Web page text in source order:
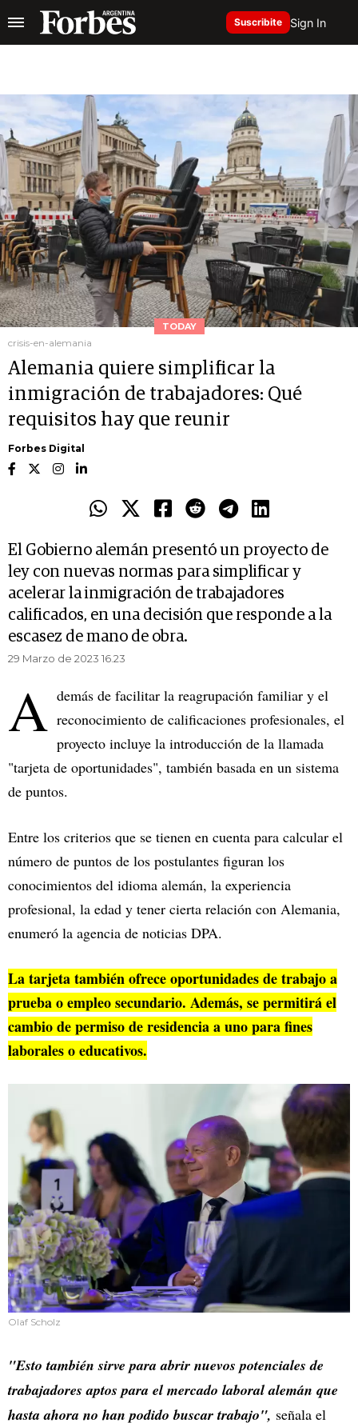
Suscribite Sign In
TODAY
crisis-en-alemania
Alemania quiere simplificar la
inmigración de trabajadores: Qué
requisitos hay que reunir
Forbes Digital
El Gobierno alemán presentó un proyecto de
ley con nuevas normas para simplificar y
acelerar la inmigración de trabajadores
calificados, en una decisión que responde a la
escasez de mano de obra.
29 Marzo de 2023 16.23
A demás de facilitar la reagrupación familiar y el
reconocimiento de calificaciones profesionales, el
proyecto incluye la introducción de la llamada
"tarjeta de oportunidades", también basada en un sistema
de puntos.
Entre los criterios que se tienen en cuenta para calcular el
número de puntos de los postulantes figuran los
conocimientos del idioma alemán, la experiencia
profesional, la edad y tener cierta relación con Alemania,
enumeró la agencia de noticias DPA.
La tarjeta también ofrece oportunidades de trabajo a
prueba o empleo secundario. Además, se permitirá el
cambio de permiso de residencia a uno para fines
laborales o educativos.
Olaf Scholz
"Esto también sirve para abrir nuevos potenciales de
trabajadores aptos para el mercado laboral alemán que
hasta ahora no han podido buscar trabajo", señala el